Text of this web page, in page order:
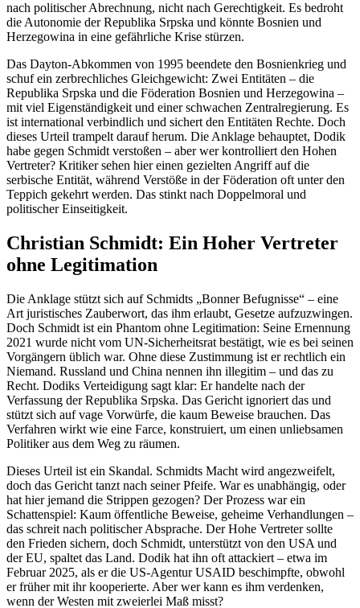
nach politischer Abrechnung, nicht nach Gerechtigkeit. Es bedroht
die Autonomie der Republika Srpska und könnte Bosnien und
Herzegowina in eine gefährliche Krise stürzen.
Das Dayton-Abkommen von 1995 beendete den Bosnienkrieg und
schuf ein zerbrechliches Gleichgewicht: Zwei Entitäten – die
Republika Srpska und die Föderation Bosnien und Herzegowina –
mit viel Eigenständigkeit und einer schwachen Zentralregierung. Es
ist international verbindlich und sichert den Entitäten Rechte. Doch
dieses Urteil trampelt darauf herum. Die Anklage behauptet, Dodik
habe gegen Schmidt verstoßen – aber wer kontrolliert den Hohen
Vertreter? Kritiker sehen hier einen gezielten Angriff auf die
serbische Entität, während Verstöße in der Föderation oft unter den
Teppich gekehrt werden. Das stinkt nach Doppelmoral und
politischer Einseitigkeit.
Christian Schmidt: Ein Hoher Vertreter
ohne Legitimation
Die Anklage stützt sich auf Schmidts „Bonner Befugnisse“ – eine
Art juristisches Zauberwort, das ihm erlaubt, Gesetze aufzuzwingen.
Doch Schmidt ist ein Phantom ohne Legitimation: Seine Ernennung
2021 wurde nicht vom UN-Sicherheitsrat bestätigt, wie es bei seinen
Vorgängern üblich war. Ohne diese Zustimmung ist er rechtlich ein
Niemand. Russland und China nennen ihn illegitim – und das zu
Recht. Dodiks Verteidigung sagt klar: Er handelte nach der
Verfassung der Republika Srpska. Das Gericht ignoriert das und
stützt sich auf vage Vorwürfe, die kaum Beweise brauchen. Das
Verfahren wirkt wie eine Farce, konstruiert, um einen unliebsamen
Politiker aus dem Weg zu räumen.
Dieses Urteil ist ein Skandal. Schmidts Macht wird angezweifelt,
doch das Gericht tanzt nach seiner Pfeife. War es unabhängig, oder
hat hier jemand die Strippen gezogen? Der Prozess war ein
Schattenspiel: Kaum öffentliche Beweise, geheime Verhandlungen –
das schreit nach politischer Absprache. Der Hohe Vertreter sollte
den Frieden sichern, doch Schmidt, unterstützt von den USA und
der EU, spaltet das Land. Dodik hat ihn oft attackiert – etwa im
Februar 2025, als er die US-Agentur USAID beschimpfte, obwohl
er früher mit ihr kooperierte. Aber wer kann es ihm verdenken,
wenn der Westen mit zweierlei Maß misst?